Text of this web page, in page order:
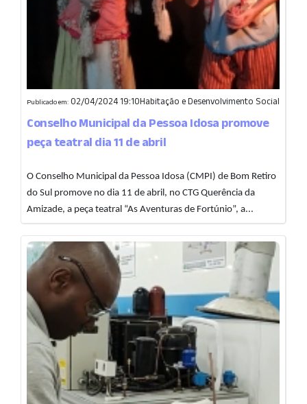
Publicado em: 02/04/2024 19:10Habitação e Desenvolvimento Social
Conselho Municipal da Pessoa Idosa promove
peça teatral dia 11 de abril
O Conselho Municipal da Pessoa Idosa (CMPI) de Bom Retiro
do Sul promove no dia 11 de abril, no CTG Querência da
Amizade, a peça teatral “As Aventuras de Fortúnio”, a...